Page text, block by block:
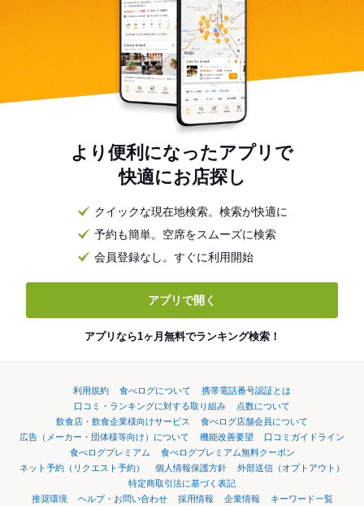
より便利になったアプリで
快適にお店探し
クイックな現在地検索。検索が快適に
予約も簡単。空席をスムーズに検索
会員登録なし。すぐに利用開始
アプリで開く
アプリなら1ヶ月無料でランキング検索！
利用規約 食べログについて
携帯電話番号認証とは
口コミ・ランキングに対する取り組み
点数について
飲食店・飲食企業様向けサービス
食べログ店舗会員について
広告（メーカー・団体様等向け）について
機能改善要望
口コミガイドライン
食べログプレミアム
食べログプレミアム無料クーポン
ネット予約（リクエスト予約）
個人情報保護方針
外部送信（オプトアウト）
特定商取引法に基づく表記
推奨環境
ヘルプ・お問い合わせ 採用情報 企業情報 キーワード一覧